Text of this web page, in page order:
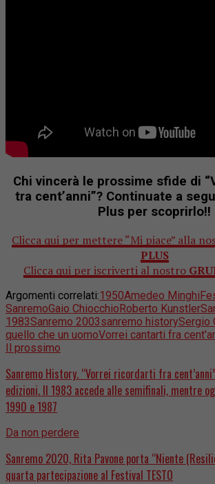
Chi vincerà le prossime sfide di
tra cent’anni”? Continuate a
Plus per scoprirlo!!
Clicca qui per mettere “Mi piace” alla
PLUS
Clicca qui per iscriverti al nostro
Argomenti correlati:1950Amedeo Minghi
SanremoGaio ChiocchioRoberto Kunstler
1983Sanremo 2003sanremo historySergio
quello che un uomoVorrei cantarti fra
Il prossimo
Sanremo History. “Vorrei ricordarti fra
edizioni. Il 1983 accede alle semifinali, mentre
1990 e 1987
Da non perdere
Sanremo 2020, Rita Pavone porta “Niente
quarta partecipazione al Festival TESTO